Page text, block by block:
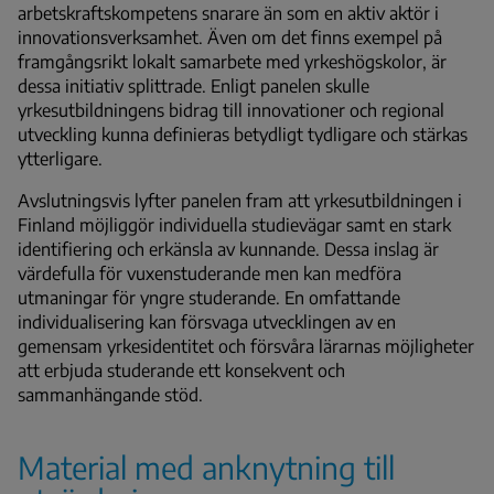
arbetskraftskompetens snarare än som en aktiv aktör i
innovationsverksamhet. Även om det finns exempel på
framgångsrikt lokalt samarbete med yrkeshögskolor, är
dessa initiativ splittrade. Enligt panelen skulle
yrkesutbildningens bidrag till innovationer och regional
utveckling kunna definieras betydligt tydligare och stärkas
ytterligare.
Avslutningsvis lyfter panelen fram att yrkesutbildningen i
Finland möjliggör individuella studievägar samt en stark
identifiering och erkänsla av kunnande. Dessa inslag är
värdefulla för vuxenstuderande men kan medföra
utmaningar för yngre studerande. En omfattande
individualisering kan försvaga utvecklingen av en
gemensam yrkesidentitet och försvåra lärarnas möjligheter
att erbjuda studerande ett konsekvent och
sammanhängande stöd.
Material med anknytning till